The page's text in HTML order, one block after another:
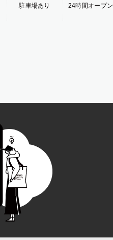
駐車場あり 24時間オープン